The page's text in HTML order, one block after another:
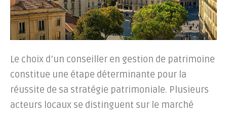
Le choix d’un conseiller en gestion de patrimoine
constitue une étape déterminante pour la
réussite de sa stratégie patrimoniale. Plusieurs
acteurs locaux se distinguent sur le marché